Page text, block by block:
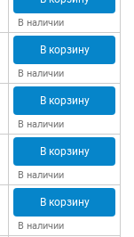
В наличии
В корзину
В наличии
В корзину
В наличии
В корзину
В наличии
В корзину
В наличии